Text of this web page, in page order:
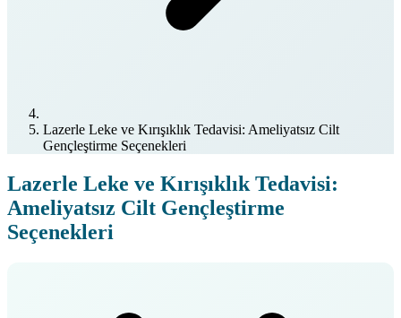
Lazerle Leke ve Kırışıklık Tedavisi: Ameliyatsız Cilt
Gençleştirme Seçenekleri
Lazerle Leke ve Kırışıklık Tedavisi:
Ameliyatsız Cilt Gençleştirme
Seçenekleri